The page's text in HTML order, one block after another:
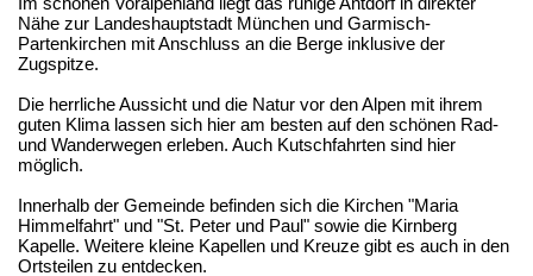
Nähe zur Landeshauptstadt München und Garmisch-
Partenkirchen mit Anschluss an die Berge inklusive der
Zugspitze.
Die herrliche Aussicht und die Natur vor den Alpen mit ihrem
guten Klima lassen sich hier am besten auf den schönen Rad-
und Wanderwegen erleben. Auch Kutschfahrten sind hier
möglich.
Innerhalb der Gemeinde befinden sich die Kirchen "Maria
Himmelfahrt" und "St. Peter und Paul" sowie die Kirnberg
Kapelle. Weitere kleine Kapellen und Kreuze gibt es auch in den
Ortsteilen zu entdecken.